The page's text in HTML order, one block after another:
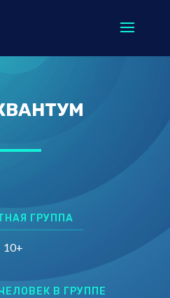
ГРУППА
10+
В ГРУППЕ